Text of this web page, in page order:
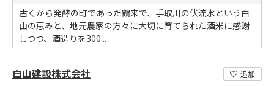
古くから発酵の町であった鶴来で、手取川の伏流水という白
山の恵みと、地元農家の方々に大切に育てられた酒米に感謝
しつつ、酒造りを300...
白山建設株式会社 追加